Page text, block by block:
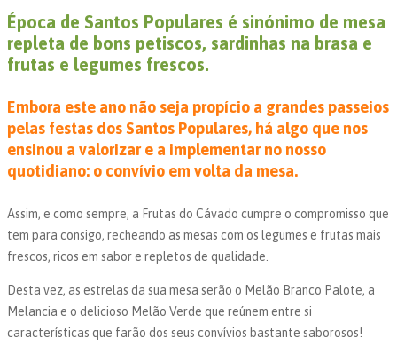
Época de Santos Populares é sinónimo de mesa
repleta de bons petiscos, sardinhas na brasa e
frutas e legumes frescos.
Embora este ano não seja propício a grandes passeios
pelas festas dos Santos Populares, há algo que nos
ensinou a valorizar e a implementar no nosso
quotidiano: o convívio em volta da mesa.
Assim, e como sempre, a Frutas do Cávado cumpre o compromisso que
tem para consigo, recheando as mesas com os legumes e frutas mais
frescos, ricos em sabor e repletos de qualidade.
Desta vez, as estrelas da sua mesa serão o Melão Branco Palote, a
Melancia e o delicioso Melão Verde que reúnem entre si
características que farão dos seus convívios bastante saborosos!